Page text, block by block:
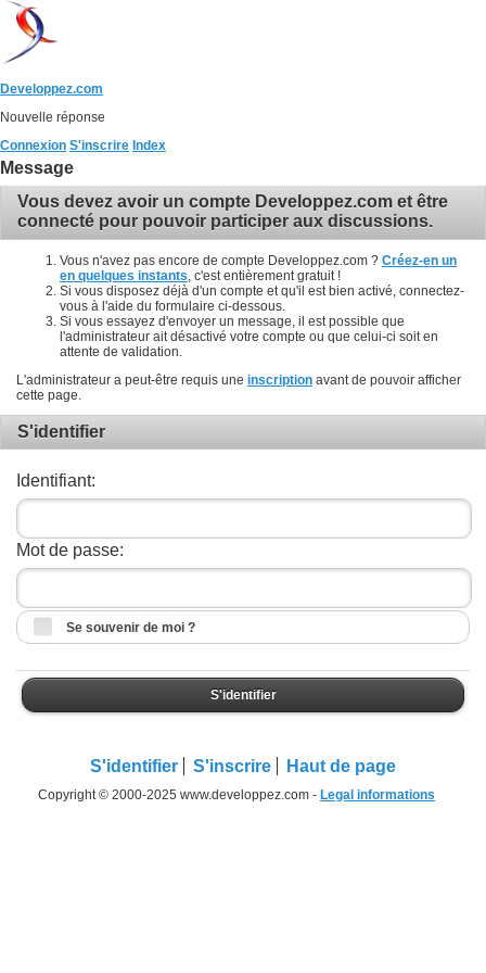
Developpez.com
Nouvelle réponse
Connexion S'inscrire Index
Message
Vous devez avoir un compte Developpez.com et être
connecté pour pouvoir participer aux discussions.
Vous n'avez pas encore de compte Developpez.com ? Créez-en un
en quelques instants , c'est entièrement gratuit !
Si vous disposez déjà d'un compte et qu'il est bien activé, connectez-
vous à l'aide du formulaire ci-dessous.
Si vous essayez d'envoyer un message, il est possible que
l'administrateur ait désactivé votre compte ou que celui-ci soit en
attente de validation.
L'administrateur a peut-être requis une inscription avant de pouvoir afficher
cette page.
S'identifier
Identifiant:
Mot de passe:
Se souvenir de moi ?
S'identifier
S'identifier S'inscrire Haut de page
Copyright © 2000-2025 www.developpez.com - Legal informations